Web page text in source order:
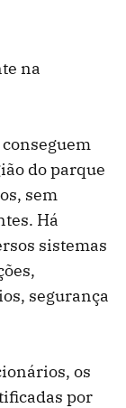
na
do parque
sem
Há
sistemas
segurança
os
por